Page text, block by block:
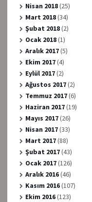
Nisan 2018(25)
Mart 2018(34)
Şubat 2018(2)
Ocak 2018(1)
Aralık 2017(5)
Ekim 2017(4)
Eylül 2017(2)
Ağustos 2017(2)
Temmuz 2017(6)
Haziran 2017(19)
Mayıs 2017(26)
Nisan 2017(33)
Mart 2017(88)
Şubat 2017(43)
Ocak 2017(126)
Aralık 2016(46)
Kasım 2016(107)
Ekim 2016(123)